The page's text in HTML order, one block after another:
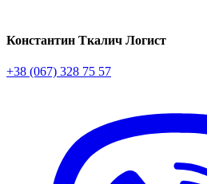
Константин Ткалич Логист
+38 (067) 328 75 57